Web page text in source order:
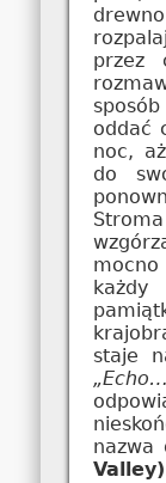
przez
oddać
noc,
do
staje
nazwa
Valley)